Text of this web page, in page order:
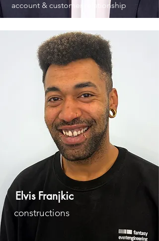
account & customer relationship
Elvis Franjkic
constructions